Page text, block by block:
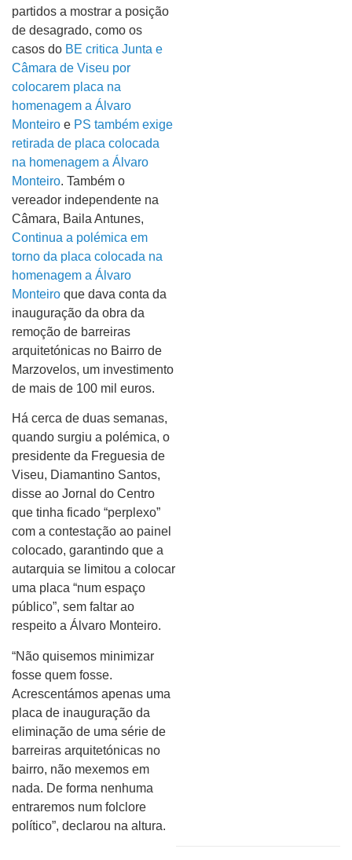
partidos a mostrar a posição
de desagrado, como os
casos do BE critica Junta e
Câmara de Viseu por
colocarem placa na
homenagem a Álvaro
Monteiro e PS também exige
retirada de placa colocada
na homenagem a Álvaro
Monteiro. Também o
vereador independente na
Câmara, Baila Antunes,
Continua a polémica em
torno da placa colocada na
homenagem a Álvaro
Monteiro que dava conta da
inauguração da obra da
remoção de barreiras
arquitetónicas no Bairro de
Marzovelos, um investimento
de mais de 100 mil euros.
Há cerca de duas semanas,
quando surgiu a polémica, o
presidente da Freguesia de
Viseu, Diamantino Santos,
disse ao Jornal do Centro
que tinha ficado “perplexo”
com a contestação ao painel
colocado, garantindo que a
autarquia se limitou a colocar
uma placa “num espaço
público”, sem faltar ao
respeito a Álvaro Monteiro.
“Não quisemos minimizar
fosse quem fosse.
Acrescentámos apenas uma
placa de inauguração da
eliminação de uma série de
barreiras arquitetónicas no
bairro, não mexemos em
nada. De forma nenhuma
entraremos num folclore
político”, declarou na altura.